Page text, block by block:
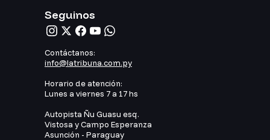
Seguinos
Contáctanos:
info@latribuna.com.py
Horario de atención:
Lunes a viernes 7 a 17 hs
Autopista Ñu Guasu esq.
Vistosa y Campo Esperanza
Asunción - Paraguay